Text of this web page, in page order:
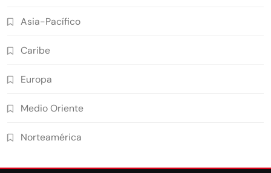
Asia-Pacífico
Caribe
Europa
Medio Oriente
Norteamérica